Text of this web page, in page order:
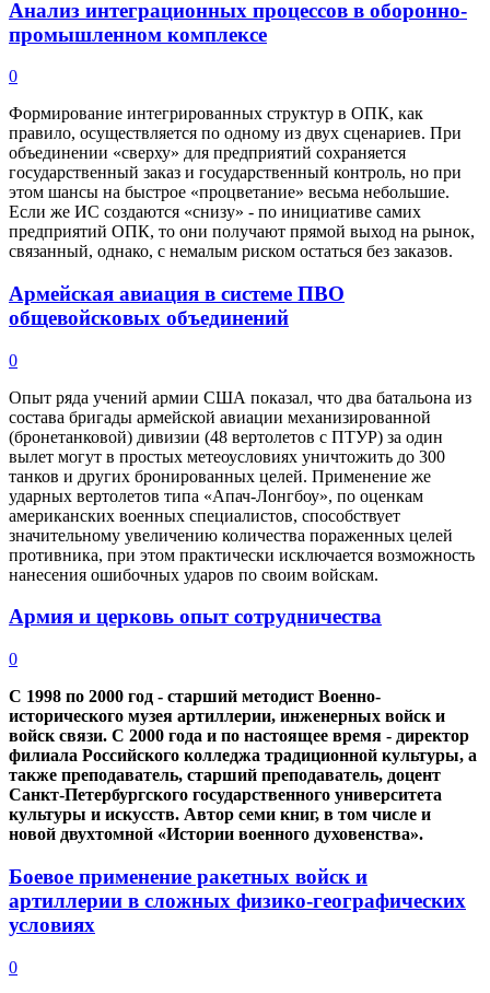
Анализ интеграционных процессов в оборонно-
промышленном комплексе
0
Формирование интегрированных структур в ОПК, как
правило, осуществляется по одному из двух сценариев. При
объединении «сверху» для предприятий сохраняется
государственный заказ и государственный контроль, но при
этом шансы на быстрое «процветание» весьма небольшие.
Если же ИС создаются «снизу» - по инициативе самих
предприятий ОПК, то они получают прямой выход на рынок,
связанный, однако, с немалым риском остаться без заказов.
Армейская авиация в системе ПВО
общевойсковых объединений
0
Опыт ряда учений армии США показал, что два батальона из
состава бригады армейской авиации механизированной
(бронетанковой) дивизии (48 вертолетов с ПТУР) за один
вылет могут в простых метеоусловиях уничтожить до 300
танков и других бронированных целей. Применение же
ударных вертолетов типа «Апач-Лонгбоу», по оценкам
американских военных специалистов, способствует
значительному увеличению количества пораженных целей
противника, при этом практически исключается возможность
нанесения ошибочных ударов по своим войскам.
Армия и церковь опыт сотрудничества
0
С 1998 по 2000 год - старший методист Военно-
исторического музея артиллерии, инженерных войск и
войск связи. С 2000 года и по настоящее время - директор
филиала Российского колледжа традиционной культуры, а
также преподаватель, старший преподаватель, доцент
Санкт-Петербургского государственного университета
культуры и искусств. Автор семи книг, в том числе и
новой двухтомной «Истории военного духовенства».
Боевое применение ракетных войск и
артиллерии в сложных физико-географических
условиях
0